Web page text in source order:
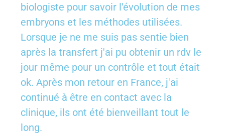
biologiste pour savoir l'évolution de mes
embryons et les méthodes utilisées.
Lorsque je ne me suis pas sentie bien
après la transfert j'ai pu obtenir un rdv le
jour même pour un contrôle et tout était
ok. Après mon retour en France, j'ai
continué à être en contact avec la
clinique, ils ont été bienveillant tout le
long.